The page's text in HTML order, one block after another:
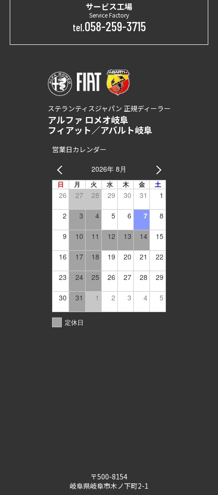
サービス工場
Service Factory
tel.058-259-3715
ステランティスジャパン 正規ディーラー
アルファ ロメオ岐阜
フィアット／アバルト岐阜
営業日カレンダー
2026年 8月
日 月 火 水 木 金 土
26 27 28 29 30 31 1
2 3 4 5 6 7 8
9 10 11 12 13 14 15
16 17 18 19 20 21 22
23 24 25 26 27 28 29
30 31 1 2 3 4 5
定休日
〒500-8154
岐阜県岐阜市木ノ下町2-1